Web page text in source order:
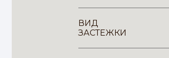
ВИД
ЗАСТЕЖКИ